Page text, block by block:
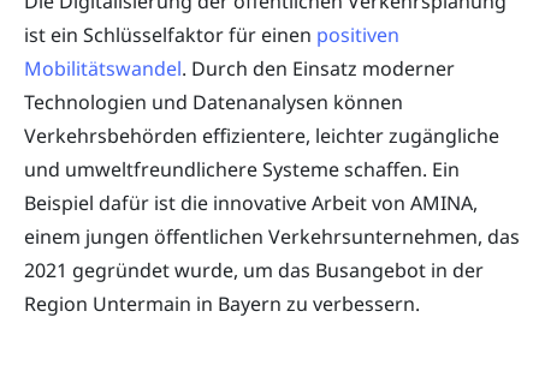
ist ein Schlüsselfaktor für einen positiven
Mobilitätswandel. Durch den Einsatz moderner
Technologien und Datenanalysen können
Verkehrsbehörden effizientere, leichter zugängliche
und umweltfreundlichere Systeme schaffen. Ein
Beispiel dafür ist die innovative Arbeit von AMINA,
einem jungen öffentlichen Verkehrsunternehmen, das
2021 gegründet wurde, um das Busangebot in der
Region Untermain in Bayern zu verbessern.